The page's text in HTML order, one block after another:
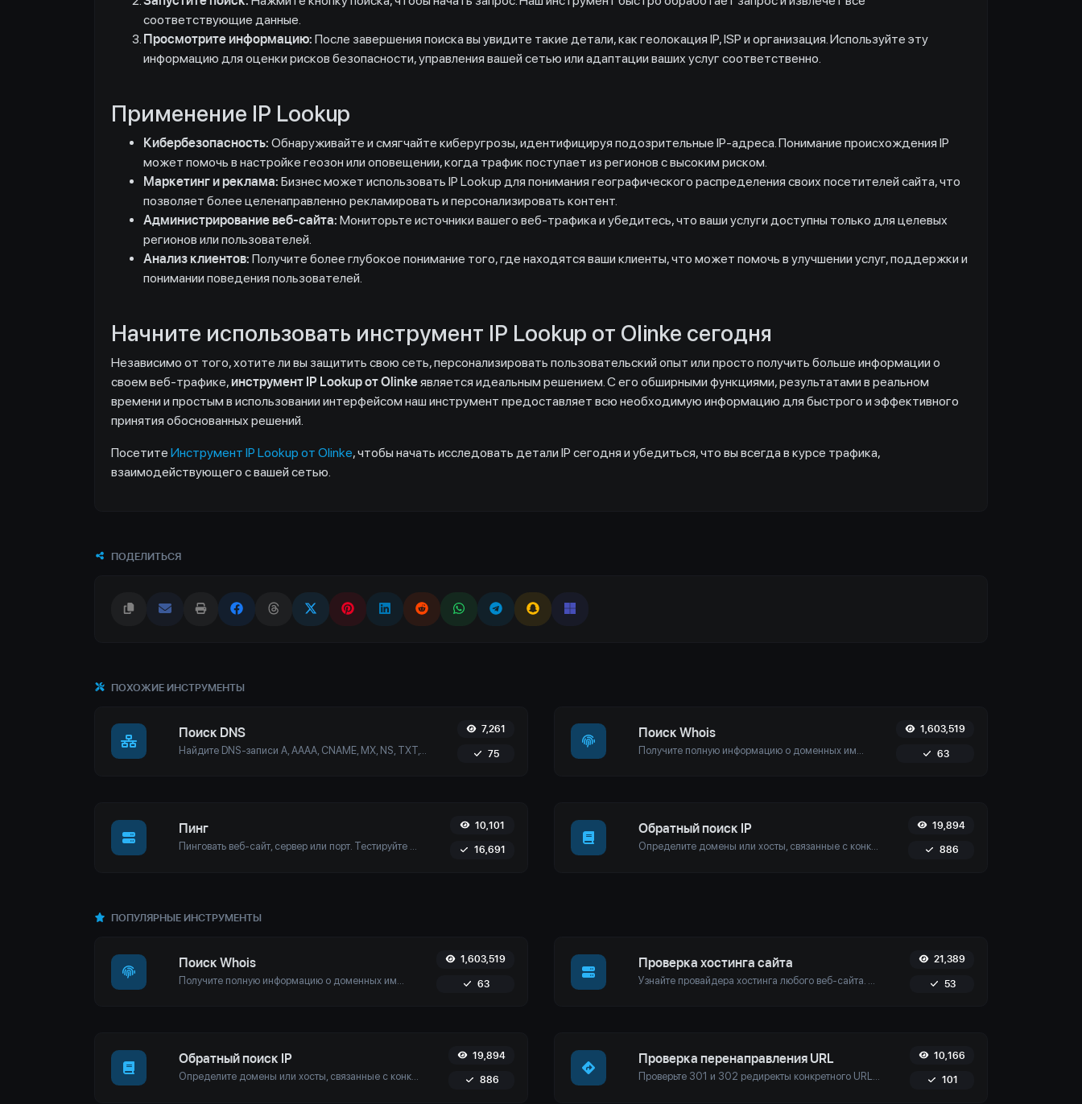
соответствующие данные.
Просмотрите информацию: После завершения поиска вы увидите такие детали, как геолокация IP, ISP и организация. Используйте эту
информацию для оценки рисков безопасности, управления вашей сетью или адаптации ваших услуг соответственно.
Применение IP Lookup
Кибербезопасность: Обнаруживайте и смягчайте киберугрозы, идентифицируя подозрительные IP-адреса. Понимание происхождения IP
может помочь в настройке геозон или оповещении, когда трафик поступает из регионов с высоким риском.
Маркетинг и реклама: Бизнес может использовать IP Lookup для понимания географического распределения своих посетителей сайта, что
позволяет более целенаправленно рекламировать и персонализировать контент.
Администрирование веб-сайта: Мониторьте источники вашего веб-трафика и убедитесь, что ваши услуги доступны только для целевых
регионов или пользователей.
Анализ клиентов: Получите более глубокое понимание того, где находятся ваши клиенты, что может помочь в улучшении услуг, поддержки и
понимании поведения пользователей.
Начните использовать инструмент IP Lookup от Olinke сегодня
Независимо от того, хотите ли вы защитить свою сеть, персонализировать пользовательский опыт или просто получить больше информации о
своем веб-трафике,инструмент IP Lookup от Olinkeявляется идеальным решением. С его обширными функциями, результатами в реальном
времени и простым в использовании интерфейсом наш инструмент предоставляет всю необходимую информацию для быстрого и эффективного
принятия обоснованных решений.
Посетите Инструмент IP Lookup от Olinke, чтобы начать исследовать детали IP сегодня и убедиться, что вы всегда в курсе трафика,
взаимодействующего с вашей сетью.
ПОДЕЛИТЬСЯ
ПОХОЖИЕ ИНСТРУМЕНТЫ
Поиск DNS 7,261
75
Поиск Whois 1,603,519
63
Пинг
Пинговать веб-сайт, сервер или порт. Тестируйте из нескольких мест, настраивайте параметры и получайте результаты в реальном времени, чтобы обеспечить оптимальную производительность сети.
10,101
16,691
Обратный поиск IP
Определите домены или хосты, связанные с конкретным IP-адресом. Получите подробную информацию о хосте, подключенном к любому заданному IP.
19,894
886
ПОПУЛЯРНЫЕ ИНСТРУМЕНТЫ
Поиск Whois 1,603,519
63
Проверка хостинга сайта 21,389
53
Обратный поиск IP
Определите домены или хосты, связанные с конкретным IP-адресом. Получите подробную информацию о хосте, подключенном к любому заданному IP.
19,894
886
Проверка перенаправления URL
Проверьте 301 и 302 редиректы конкретного URL. Он будет проверять до 10 редиректов. Обеспечьте оптимальное SEO и пользовательский опыт, отслеживая до 10 редиректов.
10,166
101